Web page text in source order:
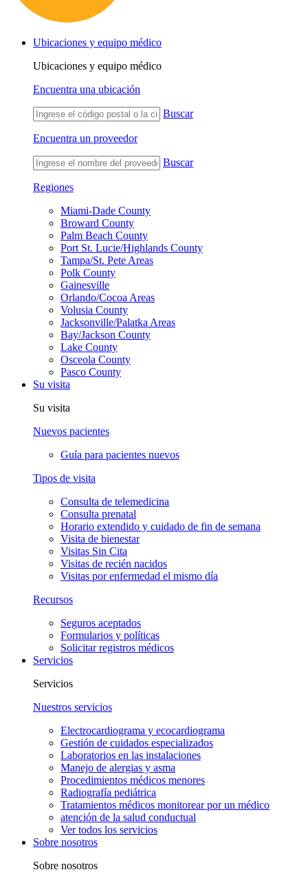
Ubicaciones y equipo médico
Ubicaciones y equipo médico
Encuentra una ubicación
Buscar
Encuentra un proveedor
Buscar
Regiones
Miami-Dade County
Broward County
Palm Beach County
Port St. Lucie/Highlands County
Tampa/St. Pete Areas
Polk County
Gainesville
Orlando/Cocoa Areas
Volusia County
Jacksonville/Palatka Areas
Bay/Jackson County
Lake County
Osceola County
Pasco County
Su visita
Su visita
Nuevos pacientes
Guía para pacientes nuevos
Tipos de visita
Consulta de telemedicina
Consulta prenatal
Horario extendido y cuidado de fin de semana
Visita de bienestar
Visitas Sin Cita
Visitas de recién nacidos
Visitas por enfermedad el mismo día
Recursos
Seguros aceptados
Formularios y políticas
Solicitar registros médicos
Servicios
Servicios
Nuestros servicios
Electrocardiograma y ecocardiograma
Gestión de cuidados especializados
Laboratorios en las instalaciones
Manejo de alergias y asma
Procedimientos médicos menores
Radiografía pediátrica
Tratamientos médicos monitorear por un médico
atención de la salud conductual
Ver todos los servicios
Sobre nosotros
Sobre nosotros